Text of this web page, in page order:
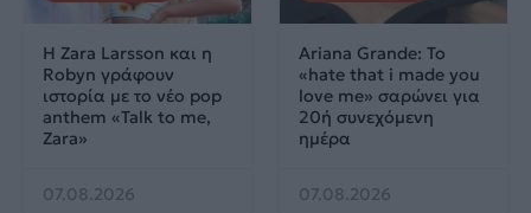
Η Zara Larsson και η
Robyn γράφουν
ιστορία με το νέο pop
anthem «Talk to me,
Zara»
07.08.2026
Ariana Grande: Το
«hate that i made you
love me» σαρώνει για
20ή συνεχόμενη
ημέρα
07.08.2026